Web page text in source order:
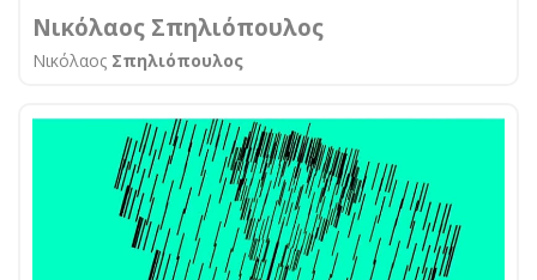
Νικόλαος Σπηλιόπουλος
Νικόλαος Σπηλιόπουλος